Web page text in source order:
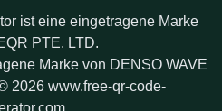
ist eine eingetragene Marke
PTE. LTD.
Marke von DENSO WAVE
2026 www.free-qr-code-